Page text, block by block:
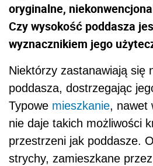
oryginalne,
Czy wysokość poddasza
wyznacznikiem jego
Niektórzy zastanawiają się
poddasza, dostrzegając
Typowe mieszkanie, nawet
nie daje takich możliwości
przestrzeni jak poddasze.
strychy, zamieszkane